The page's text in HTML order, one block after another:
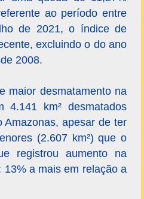
ao período entre
de 2021, o índice de
excluindo o do ano
2008.
maior desmatamento na
4.141 km² desmatados
Amazonas, apesar de ter
(2.607 km²) que o
registrou aumento na
13% a mais em relação a